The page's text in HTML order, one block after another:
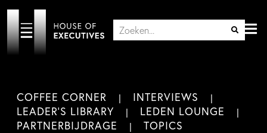
COFFEE CORNER
INTERVIEWS
LEADER'S LIBRARY
LEDEN LOUNGE
PARTNERBIJDRAGE
TOPICS